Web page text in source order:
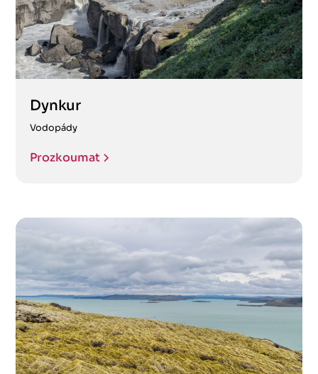
Dynkur
Vodopády
Prozkoumat